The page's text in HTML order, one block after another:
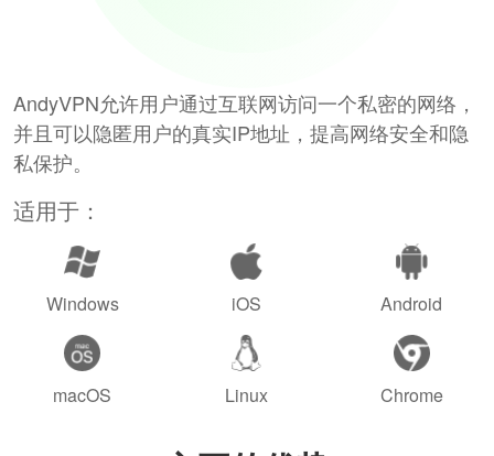
AndyVPN允许用户通过互联网访问一个私密的网络，
并且可以隐匿用户的真实IP地址，提高网络安全和隐
私保护。
适用于：
Windows iOS Android
macOS Linux Chrome